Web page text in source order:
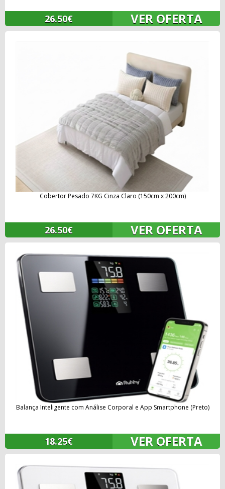
26.50€ VER OFERTA
Cobertor Pesado 7KG Cinza Claro (150cm x 200cm)
26.50€ VER OFERTA
Balança Inteligente com Análise Corporal e App Smartphone (Preto)
18.25€ VER OFERTA